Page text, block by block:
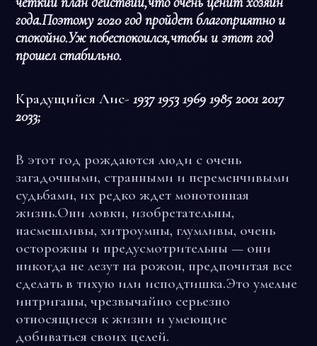
года.Поэтому 2020 год пройдет благоприятно и
спокойно.Уж побеспокоился,чтобы и этот год
прошел стабильно.
Крадущийся Лис- 1937 1953 1969 1985 2001 2017
2033;
В этот год рождаются люди с очень
загадочными, странными и переменчивыми
судьбами, их редко ждет монотонная
жизнь.Они ловки, изобретательны,
насмешливы, хитроумны, глумливы, очень
осторожны и предусмотрительны — они
никогда не лезут на рожон, предпочитая все
сделать в тихую или исподтишка.Это умелые
интриганы, чрезвычайно серьезно
относящиеся к жизни и умеющие
добиваться своих целей.